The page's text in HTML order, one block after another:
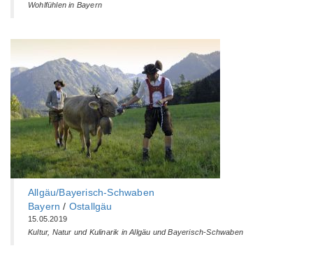
Wohlfühlen in Bayern
Allgäu/Bayerisch-Schwaben
Bayern / Ostallgäu
15.05.2019
Kultur, Natur und Kulinarik in Allgäu und Bayerisch-Schwaben